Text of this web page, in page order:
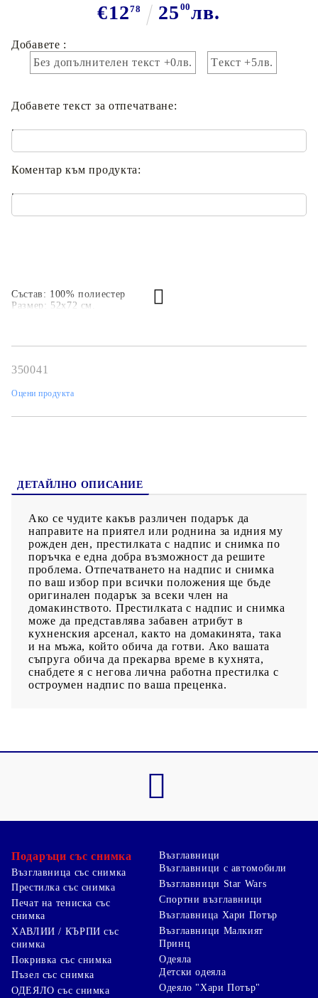
€1278 25 00лв.
Състав: 100% полиестер
Размер: 52х72 см.
Добавете :
Без допълнителен текст +0лв.
Tекст +5лв.
Добавете текст за отпечатване:
.
Коментар към продукта:
.
350041
Оцени продукта
ДЕТАЙЛНО ОПИСАНИЕ
Ако се чудите какъв различен подарък да
направите на приятел или роднина за идния му
рожден ден, престилката с надпис и снимка по
поръчка е една добра възможност да решите
проблема. Отпечатването на надпис и снимка
по ваш избор при всички положения ще бъде
оригинален подарък за всеки член на
домакинството. Престилката с надпис и снимка
може да представлява забавен атрибут в
кухненския арсенал, както на домакинята, така
и на мъжа, който обича да готви. Ако вашата
съпруга обича да прекарва време в кухнята,
снабдете я с негова лична работна престилка с
остроумен надпис по ваша преценка.
Подаръци със снимка
Възглавница със снимка
Престилка със снимка
Печат на тениска със
снимка
ХАВЛИИ / КЪРПИ със
снимка
Покривка със снимка
Пъзел със снимка
ОДЕЯЛО със снимка
Възглавници
Възглавници с автомобили
Възглавници Star Wars
Спортни възглавници
Възглавница Хари Потър
Възглавници Малкият
Принц
Одеяла
Детски одеяла
Одеяло "Хари Потър"